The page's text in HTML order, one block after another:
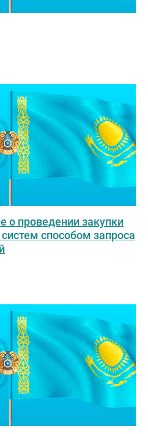
о проведении закупки
способом запроса